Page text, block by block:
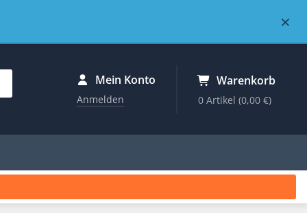
×
Mein Konto
Anmelden
Warenkorb
0 Artikel(0,00 €)